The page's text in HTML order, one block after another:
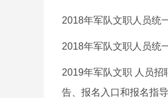
2018年军队文职人员统
2018年军队文职人员统
2019年军队文职 人员
告、报名入口和报名指